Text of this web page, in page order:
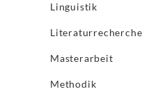
Linguistik
Literaturrecherche
Masterarbeit
Methodik